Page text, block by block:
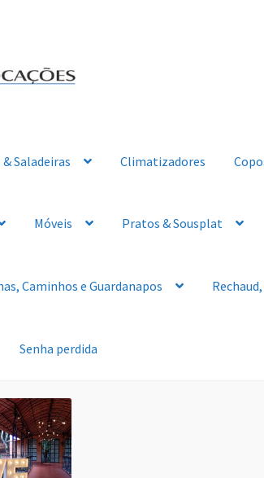
Saladeiras Climatizadores
Móveis Pratos & Sousplat
Caminhos e Guardanapos
Senha perdida
Carrinho
PageShop Demos